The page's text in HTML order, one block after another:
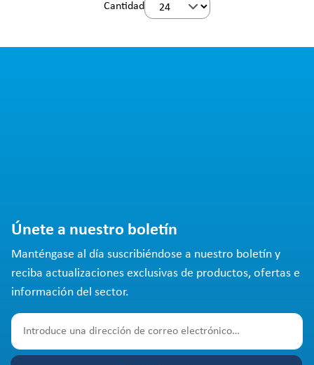
Cantidad
Únete a nuestro boletín
Manténgase al día suscribiéndose a nuestro boletín y
reciba actualizaciones exclusivas de productos, ofertas e
información del sector.